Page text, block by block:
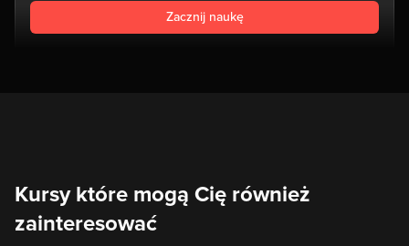
Zacznij naukę
Kursy które mogą Cię również
zainteresować